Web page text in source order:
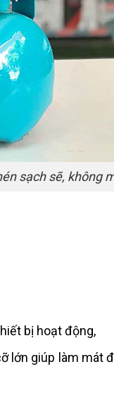
sạch sẽ, không
bị hoạt động,
giúp làm mát